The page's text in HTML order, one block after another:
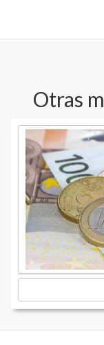
Otras